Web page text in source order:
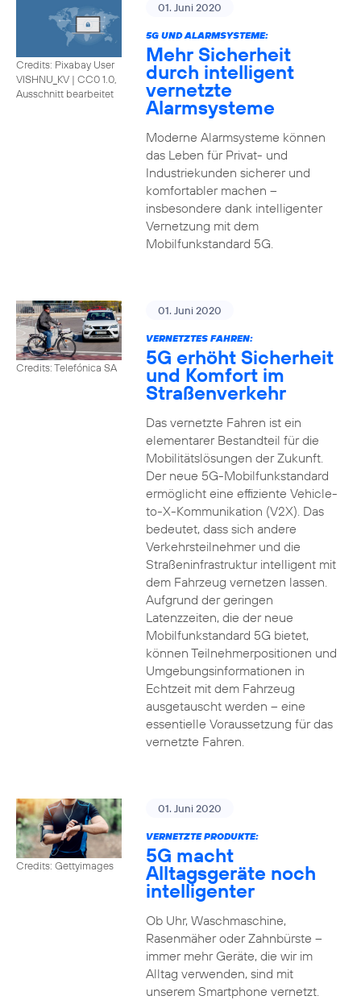
Credits: Pixabay User
VISHNU_KV | CC0 1.0,
Ausschnitt bearbeitet
01. Juni 2020
5G UND ALARMSYSTEME:
Mehr Sicherheit
durch intelligent
vernetzte
Alarmsysteme
Moderne Alarmsysteme können
das Leben für Privat- und
Industriekunden sicherer und
komfortabler machen –
insbesondere dank intelligenter
Vernetzung mit dem
Mobilfunkstandard 5G.
Credits: Telefónica SA
01. Juni 2020
VERNETZTES FAHREN:
5G erhöht Sicherheit
und Komfort im
Straßenverkehr
Das vernetzte Fahren ist ein
elementarer Bestandteil für die
Mobilitätslösungen der Zukunft.
Der neue 5G-Mobilfunkstandard
ermöglicht eine effiziente Vehicle-
to-X-Kommunikation (V2X). Das
bedeutet, dass sich andere
Verkehrsteilnehmer und die
Straßeninfrastruktur intelligent mit
dem Fahrzeug vernetzen lassen.
Aufgrund der geringen
Latenzzeiten, die der neue
Mobilfunkstandard 5G bietet,
können Teilnehmerpositionen und
Umgebungsinformationen in
Echtzeit mit dem Fahrzeug
ausgetauscht werden – eine
essentielle Voraussetzung für das
vernetzte Fahren.
Credits: Gettyimages
01. Juni 2020
VERNETZTE PRODUKTE:
5G macht
Alltagsgeräte noch
intelligenter
Ob Uhr, Waschmaschine,
Rasenmäher oder Zahnbürste –
immer mehr Geräte, die wir im
Alltag verwenden, sind mit
unserem Smartphone vernetzt.